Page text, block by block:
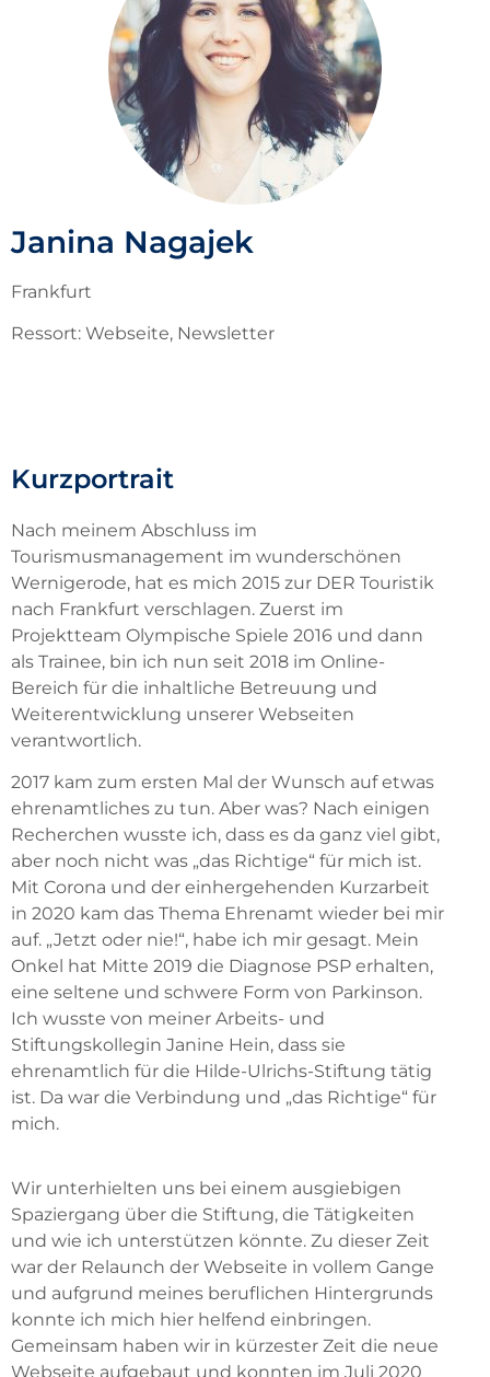
Janina Nagajek
Frankfurt
Ressort: Webseite, Newsletter
Kurzportrait
Nach meinem Abschluss im
Tourismusmanagement im wunderschönen
Wernigerode, hat es mich 2015 zur DER Touristik
nach Frankfurt verschlagen. Zuerst im
Projektteam Olympische Spiele 2016 und dann
als Trainee, bin ich nun seit 2018 im Online-
Bereich für die inhaltliche Betreuung und
Weiterentwicklung unserer Webseiten
verantwortlich.
2017 kam zum ersten Mal der Wunsch auf etwas
ehrenamtliches zu tun. Aber was? Nach einigen
Recherchen wusste ich, dass es da ganz viel gibt,
aber noch nicht was „das Richtige“ für mich ist.
Mit Corona und der einhergehenden Kurzarbeit
in 2020 kam das Thema Ehrenamt wieder bei mir
auf. „Jetzt oder nie!“, habe ich mir gesagt. Mein
Onkel hat Mitte 2019 die Diagnose PSP erhalten,
eine seltene und schwere Form von Parkinson.
Ich wusste von meiner Arbeits- und
Stiftungskollegin Janine Hein, dass sie
ehrenamtlich für die Hilde-Ulrichs-Stiftung tätig
ist. Da war die Verbindung und „das Richtige“ für
mich.
Wir unterhielten uns bei einem ausgiebigen
Spaziergang über die Stiftung, die Tätigkeiten
und wie ich unterstützen könnte. Zu dieser Zeit
war der Relaunch der Webseite in vollem Gange
und aufgrund meines beruflichen Hintergrunds
konnte ich mich hier helfend einbringen.
Gemeinsam haben wir in kürzester Zeit die neue
Webseite aufgebaut und konnten im Juli 2020